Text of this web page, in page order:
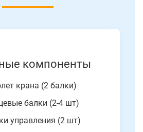
компоненты
крана (2 балки)
балки (2-4 шт)
управления (2 шт)